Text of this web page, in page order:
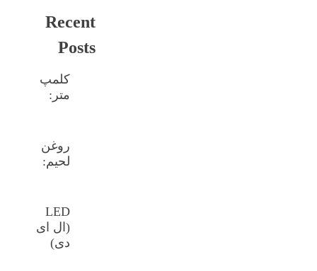
Recent
Posts
کلمپ
متر:
روغن
لحیم:
LED
(ال ای
دی)